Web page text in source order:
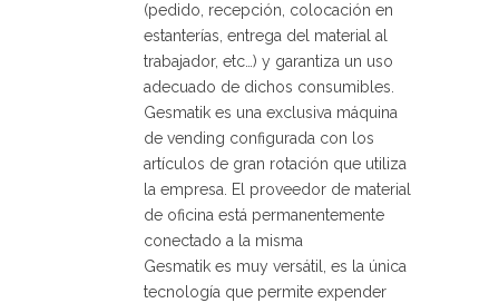
(pedido, recepción, colocación en
estanterías, entrega del material al
trabajador, etc…) y garantiza un uso
adecuado de dichos consumibles.
Gesmatik es una exclusiva máquina
de vending configurada con los
artículos de gran rotación que utiliza
la empresa. El proveedor de material
de oficina está permanentemente
conectado a la misma
Gesmatik es muy versátil, es la única
tecnología que permite expender